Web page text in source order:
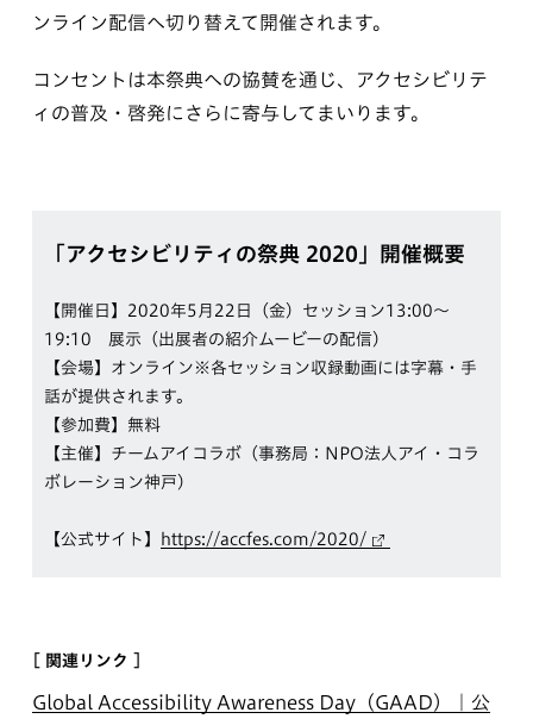
ンライン配信へ切り替えて開催されます。
コンセントは本祭典への協賛を通じ、アクセシビリテ
ィの普及・啓発にさらに寄与してまいります。
「アクセシビリティの祭典 2020」開催概要
【開催日】2020年5月22日（金）セッション13:00〜
19:10 展示（出展者の紹介ムービーの配信）
【会場】オンライン※各セッション収録動画には字幕・手
話が提供されます。
【参加費】無料
【主催】チームアイコラボ（事務局：NPO法人アイ・コラ
ボレーション神戸）
【公式サイト】 https://accfes.com/2020/
[ 関連リンク ]
Global Accessibility Awareness Day（GAAD）｜公